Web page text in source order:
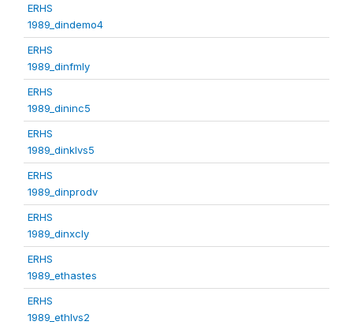
ERHS
1989_dindemo4
ERHS
1989_dinfmly
ERHS
1989_dininc5
ERHS
1989_dinklvs5
ERHS
1989_dinprodv
ERHS
1989_dinxcly
ERHS
1989_ethastes
ERHS
1989_ethlvs2